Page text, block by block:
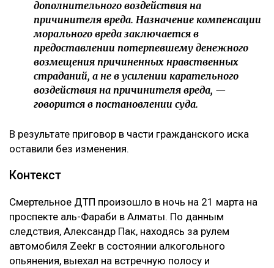
дополнительного воздействия на
причинителя вреда. Назначение компенсации
морального вреда заключается в
предоставлении потерпевшему денежного
возмещения причиненных нравственных
страданий, а не в усилении карательного
воздействия на причинителя вреда, —
говорится в постановлении суда.
В результате приговор в части гражданского иска
оставили без изменения.
Контекст
Смертельное ДТП произошло в ночь на 21 марта на
проспекте аль-Фараби в Алматы. По данным
следствия, Александр Пак, находясь за рулем
автомобиля Zeekr в состоянии алкогольного
опьянения, выехал на встречную полосу и